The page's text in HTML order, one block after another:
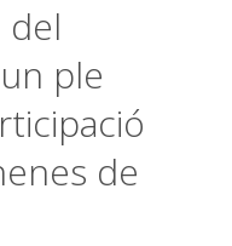
del
ple
de